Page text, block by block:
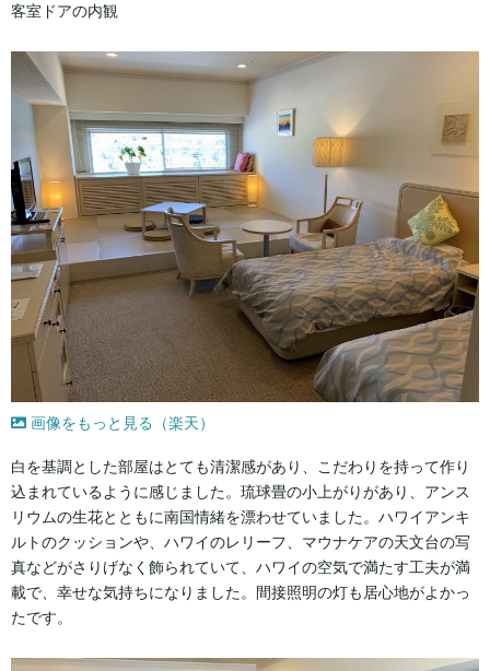
客室ドアの内観
画像をもっと見る（楽天）
白を基調とした部屋はとても清潔感があり、こだわりを持って作り
込まれているように感じました。琉球畳の小上がりがあり、アンス
リウムの生花とともに南国情緒を漂わせていました。ハワイアンキ
ルトのクッションや、ハワイのレリーフ、マウナケアの天文台の写
真などがさりげなく飾られていて、ハワイの空気で満たす工夫が満
載で、幸せな気持ちになりました。間接照明の灯も居心地がよかっ
たです。